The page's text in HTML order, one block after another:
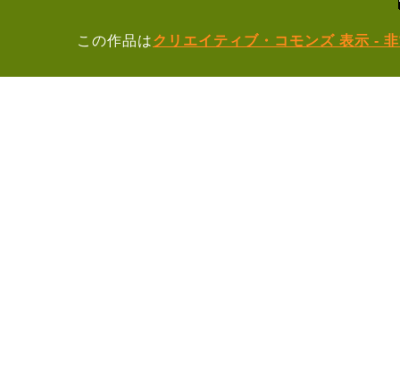
この作品はクリエイティブ・コモンズ 表示 -